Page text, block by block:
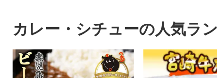
カレー・シチューの人気ラ